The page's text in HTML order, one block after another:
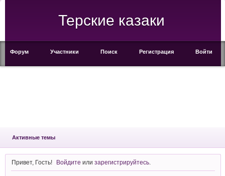
Терские казаки
Форум Участники Поиск Регистрация Войти
Активные темы
Привет, Гость! Войдите илизарегистрируйтесь